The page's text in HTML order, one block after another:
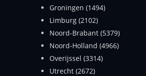
Groningen (1494)
Limburg (2102)
Noord-Brabant (5379)
Noord-Holland (4966)
Overijssel (3314)
Utrecht (2672)